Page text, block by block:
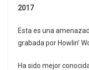
2017
Esta es una
grabada por Howlin’
Ha sido mejor